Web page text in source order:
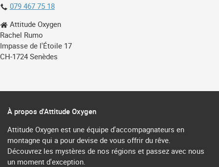
079 467 75 18
Attitude Oxygen
Rachel Rumo
Impasse de l'Étoile 17
CH-1724 Senèdes
À propos d'Attitude Oxygen
Attitude Oxygen est une équipe d'accompagnateurs en
montagne qui a pour devise de vous offrir du rêve.
Découvrez les mystères de nos régions et passez avec nous
un moment d'exception.